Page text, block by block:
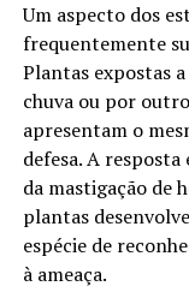
Um aspecto dos
frequentemente
Plantas expostas
chuva ou por
apresentam o
defesa. A
da mastigação de
plantas
espécie de
à ameaça.